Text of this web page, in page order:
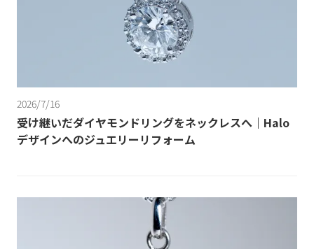
2026/7/16
受け継いだダイヤモンドリングをネックレスへ｜Halo
デザインへのジュエリーリフォーム